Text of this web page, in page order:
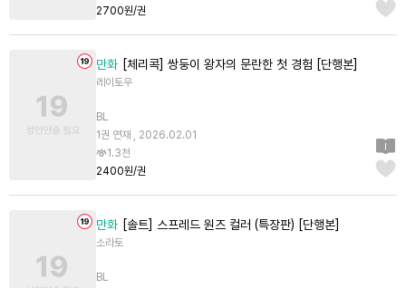
2700원/권
만화 [체리콕] 쌍둥이 왕자의 문란한 첫 경험 [단행본]
레이토우
BL
1권 연재 , 2026.02.01
1.3천
2400원/권
만화 [솔트] 스프레드 원즈 컬러 (특장판) [단행본]
소라토
BL